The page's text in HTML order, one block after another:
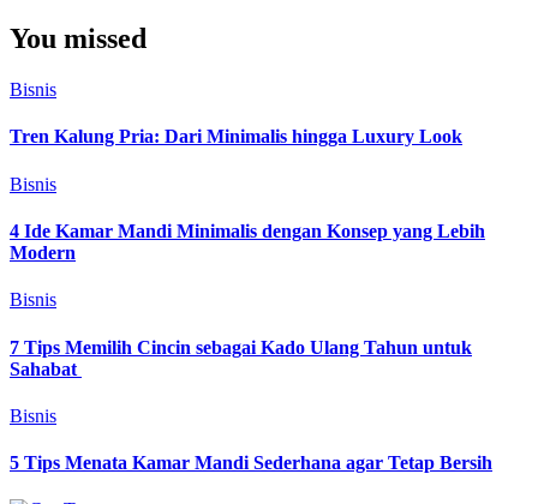
You missed
Bisnis
Tren Kalung Pria: Dari Minimalis hingga Luxury Look
Bisnis
4 Ide Kamar Mandi Minimalis dengan Konsep yang Lebih
Modern
Bisnis
7 Tips Memilih Cincin sebagai Kado Ulang Tahun untuk
Sahabat
Bisnis
5 Tips Menata Kamar Mandi Sederhana agar Tetap Bersih